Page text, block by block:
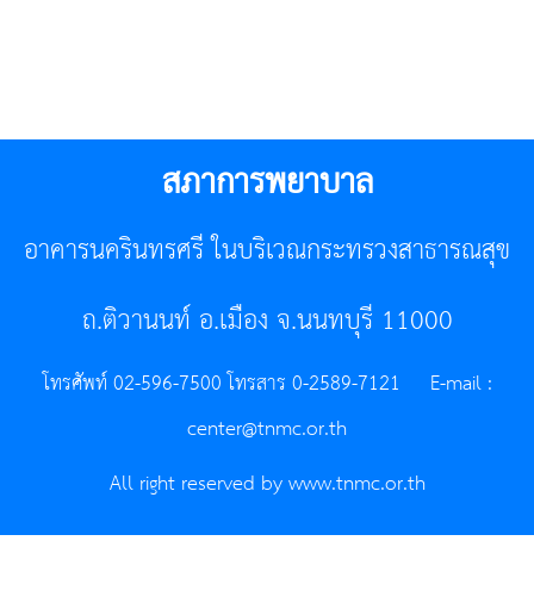
สภาการพยาบาล
อาคารนครินทรศรี ในบริเวณกระทรวงสาธารณสุข
ถ.ติวานนท์ อ.เมือง จ.นนทบุรี 11000
โทรศัพท์ 02-596-7500 โทรสาร 0-2589-7121 E-mail :
center@tnmc.or.th
All right reserved by www.tnmc.or.th